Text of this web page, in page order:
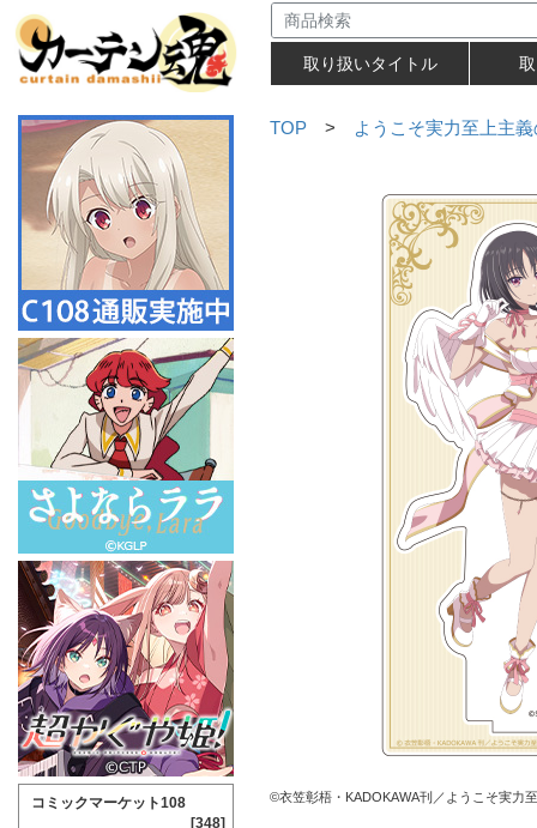
取り扱いタイトル
TOP > ようこそ実力至上主
©衣笠彰梧・KADOKAWA刊／ようこそ実力
コミックマーケット108
[348]